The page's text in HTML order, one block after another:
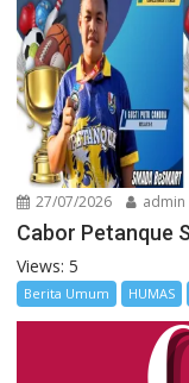
27/07/2026 admin
Cabor Petanque
Views: 5
Berita Umum HUMAS